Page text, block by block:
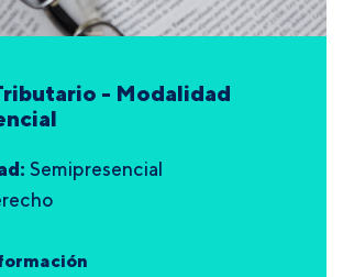
- Modalidad
Semipresencial